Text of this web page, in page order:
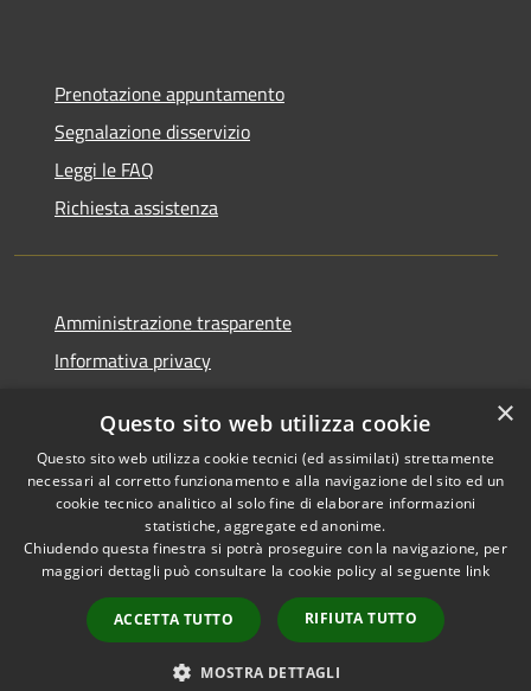
Prenotazione appuntamento
Segnalazione disservizio
Leggi le FAQ
Richiesta assistenza
Amministrazione trasparente
Informativa privacy
Dichiarazione di accessibilità
RSS
Accessibilità
Copyright © 2026 • Comune di
Casola in Lunigiana • Powered
byMunicipium
Accesso
redazione
×
Questo sito web utilizza cookie
Questo sito web utilizza cookie tecnici (ed assimilati) strettamente
necessari al corretto funzionamento e alla navigazione del sito ed un
cookie tecnico analitico al solo fine di elaborare informazioni
statistiche, aggregate ed anonime.
Chiudendo questa finestra si potrà proseguire con la navigazione, per
maggiori dettagli può consultare la cookie policy al seguente link
ACCETTA TUTTO RIFIUTA TUTTO
MOSTRA DETTAGLI